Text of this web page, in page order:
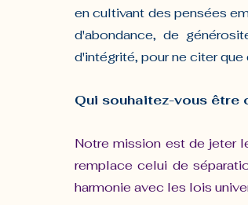
en cultivant des pensées
d'abondance, de
d'intégrité, pour ne citer
Qui souhaitez-vous être
Notre mission est de jeter
remplace celui de
harmonie avec les lois